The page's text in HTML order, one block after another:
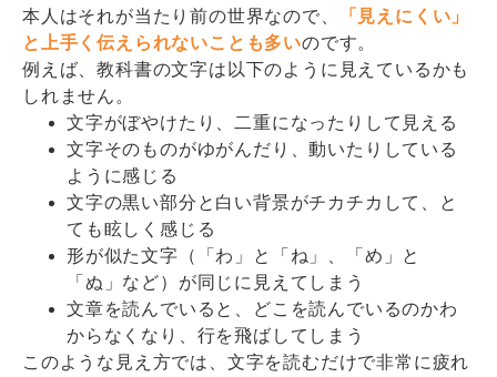
本人はそれが当たり前の世界なので、
「見えにくい」
と上手く伝えられないことも多いのです。
例えば、教科書の文字は以下のように見えているかも
しれません。
文字がぼやけたり、二重になったりして見える
文字そのものがゆがんだり、動いたりしている
ように感じる
文字の黒い部分と白い背景がチカチカして、と
ても眩しく感じる
形が似た文字（「わ」と「ね」、「め」と
「ぬ」など）が同じに見えてしまう
文章を読んでいると、どこを読んでいるのかわ
からなくなり、行を飛ばしてしまう
このような見え方では、文字を読むだけで非常に疲れ